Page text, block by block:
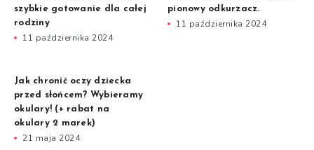
szybkie gotowanie dla całej
rodziny
11 października 2024
pionowy odkurzacz.
11 października 2024
Jak chronić oczy dziecka
przed słońcem? Wybieramy
okulary! (+ rabat na
okulary 2 marek)
21 maja 2024